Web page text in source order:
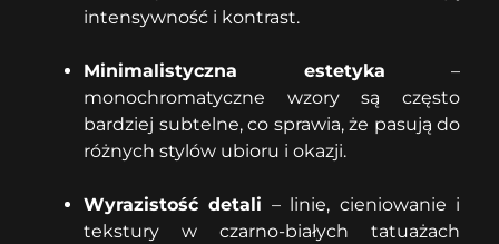
intensywność i kontrast.
Minimalistyczna estetyka –
monochromatyczne wzory są często
bardziej subtelne, co sprawia, że pasują do
różnych stylów ubioru i okazji.
Wyrazistość detali – linie, cieniowanie i
tekstury w czarno-białych tatuażach